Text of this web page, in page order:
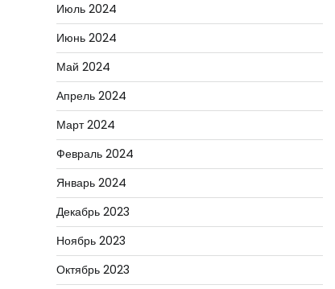
Июль 2024
Июнь 2024
Май 2024
Апрель 2024
Март 2024
Февраль 2024
Январь 2024
Декабрь 2023
Ноябрь 2023
Октябрь 2023